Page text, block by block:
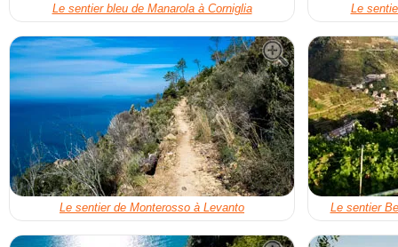
Le sentier bleu de Manarola à Corniglia Le
Le sentier de Monterosso à Levanto Le sentier